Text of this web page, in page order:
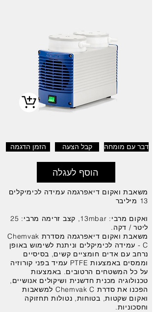
הזמן הדגמה קבל הצעה דבר עם מומחה
הוסף לעגלה
משאבת ואקום דיאפרגמה עמידה לכימיקלים
13 מיליבר
ואקום מרבי: 13mbar, קצב זרימה מרבי: 25
ליטר / דקה.
משאבת ואקום דיאפרגמה מסדרת Chemvak
C - עמידה לכימיקלים וניתנת לשימוש באופן
נרחב עם אדים חומציים קשים, בסיסיים
וממסים באמצעות PTFE עמיד בפני קורוזיה
על כל המשטחים הרטובים. באמצעות
טכנולוגיה מכנית חדשנית ושיקולים אנושיים,
הפכנו את סדרת Chemvak C למשאבות
ואקום שקטות, בטוחות, נטולות תחזוקה
וחסכוניות.